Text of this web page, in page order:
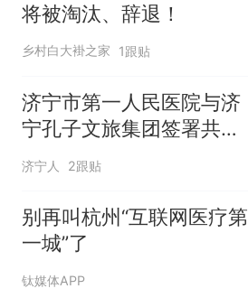
将被淘汰、辞退！
乡村白大褂之家 1跟贴
济宁市第一人民医院与济
宁孔子文旅集团签署共建
医旅融合项目战略合作协
议
济宁人 2跟贴
别再叫杭州“互联网医疗第
一城”了
钛媒体APP